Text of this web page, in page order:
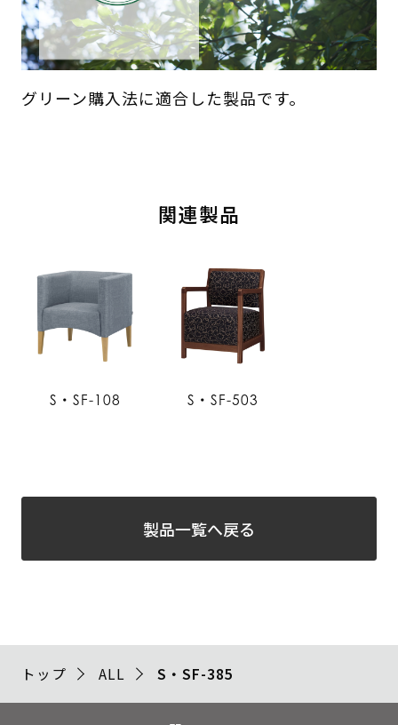
グリーン購入法に適合した製品です。
関連製品
S・SF-108 S・SF-503
製品一覧へ戻る
トップ ALL S・SF-385